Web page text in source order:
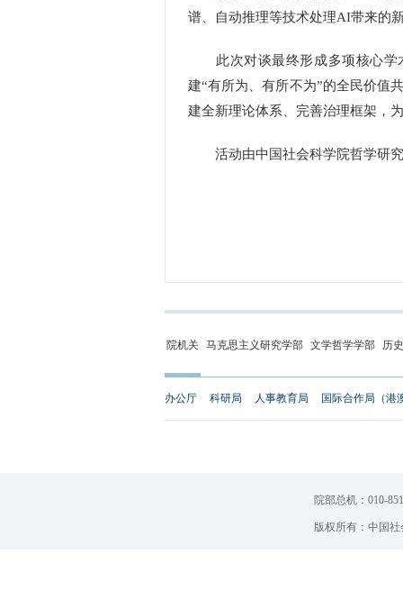
谱、自动推理等技术处理AI带来的
此次对谈最终形成多项核心学术
建“有所为、有所不为”的全民价值
建全新理论体系、完善治理框架，
活动由中国社会科学院哲学研究
院机关 马克思主义研究学部 文学哲学学部 历
办公厅 科研局 人事教育局 国际合作局（港
院部总机：010-
版权所有：中国